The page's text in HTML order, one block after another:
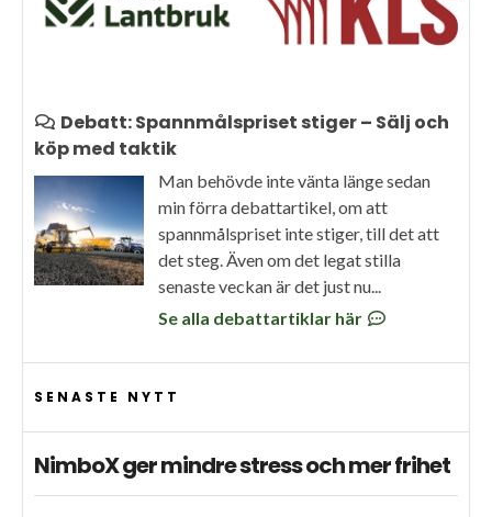
Debatt: Spannmålspriset stiger – Sälj och
köp med taktik
Man behövde inte vänta länge sedan
min förra debattartikel, om att
spannmålspriset inte stiger, till det att
det steg. Även om det legat stilla
senaste veckan är det just nu...
Se alla debattartiklar här
SENASTE NYTT
NimboX ger mindre stress och mer frihet